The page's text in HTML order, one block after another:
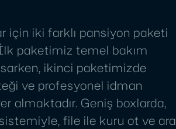
için iki farklı pansiyon paketi
paketimiz temel bakım
ikinci paketimizde
ve profesyonel idman
almaktadır. Geniş boxlarda,
file ile kuru ot ve ara